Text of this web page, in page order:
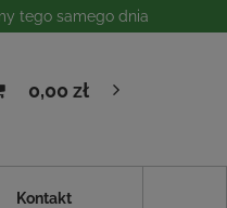
tego samego dnia
0,00 zł
Kontakt